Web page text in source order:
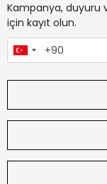
Kampanya, duyuru
için kayıt olun.